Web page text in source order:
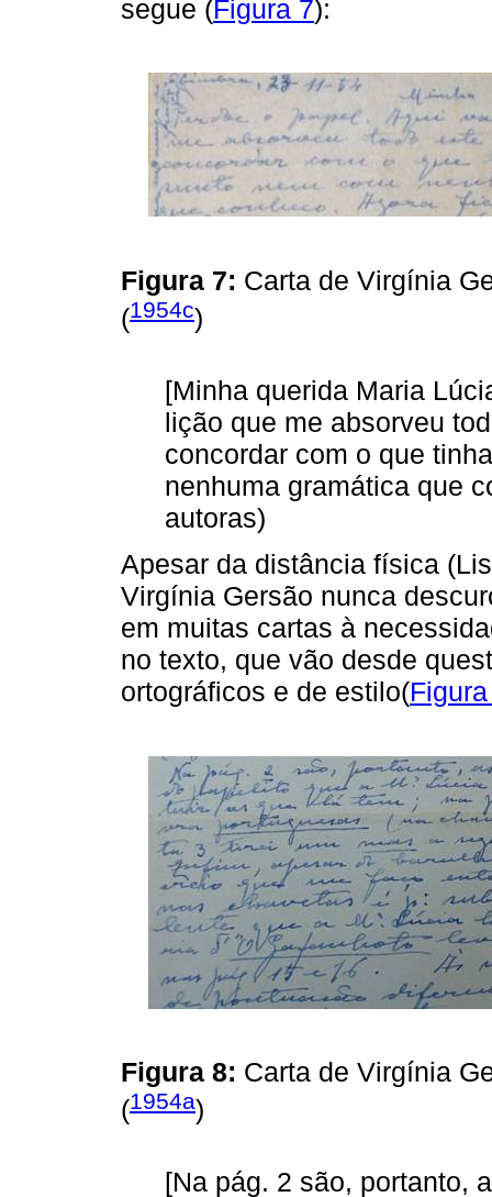
segue (Figura 7):
Figura 7: Carta de Virgínia
(1954c)
[Minha querida Maria
lição que me absorveu
concordar com o que
nenhuma gramática que
autoras)
Apesar da distância física
Virgínia Gersão nunca
em muitas cartas à
no texto, que vão desde
ortográficos e de estilo(
Figura 8: Carta de Virgínia
(1954a)
[Na pág. 2 são, portanto,